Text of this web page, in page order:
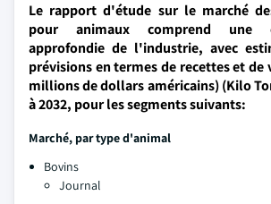
Le rapport d'étude sur le marché
pour animaux comprend une
approfondie de l'industrie, avec
prévisions en termes de recettes et de
millions de dollars américains) (Kilo
à 2032, pour les segments suivants:
Marché, par type d'animal
Bovins
Journal